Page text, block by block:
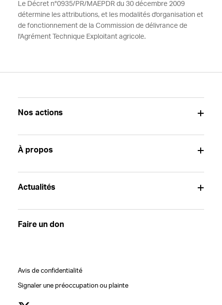
Le Décret n°0935/PR/MAEPDR du 30 décembre 2009
détermine les attributions, et les modalités d'organisation et
de fonctionnement de la Commission de délivrance de
l'Agrément Technique Exploitant agricole.
Nos actions
À propos
Actualités
Faire un don
Avis de confidentialité
Signaler une préoccupation ou plainte